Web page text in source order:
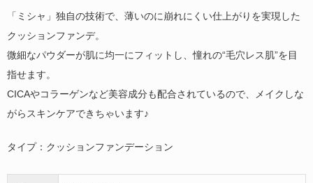
「ミシャ」独自の技術で、薄いのに崩れにくい仕上がりを実現した
クッションファンデ。
微細なパウダーが肌に均一にフィットし、憧れの“毛穴レス肌”を目
指せます。
CICAやコラーゲンなど美容成分も配合されているので、メイクしな
がらスキンケアできちゃいます♪
タイプ：クッションファンデーション